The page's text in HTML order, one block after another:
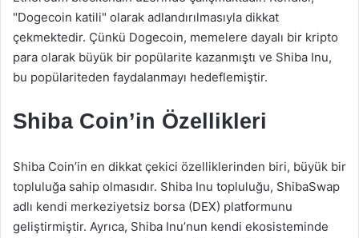
"Dogecoin katili" olarak adlandırılmasıyla dikkat
çekmektedir. Çünkü Dogecoin, memelere dayalı bir kripto
para olarak büyük bir popülarite kazanmıştı ve Shiba Inu,
bu popülariteden faydalanmayı hedeflemiştir.
Shiba Coin’in Özellikleri
Shiba Coin’in en dikkat çekici özelliklerinden biri, büyük bir
topluluğa sahip olmasıdır. Shiba Inu topluluğu, ShibaSwap
adlı kendi merkeziyetsiz borsa (DEX) platformunu
geliştirmiştir. Ayrıca, Shiba Inu’nun kendi ekosisteminde